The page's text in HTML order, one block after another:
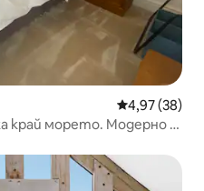
Средна
4,97 (38)
край морето. Модерно и